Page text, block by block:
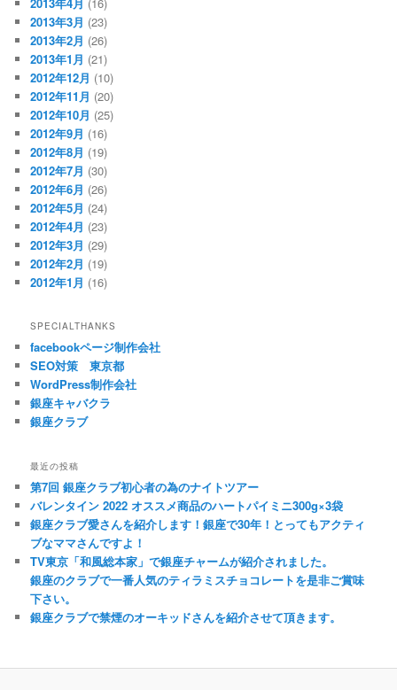
2013年3月 (23)
2013年2月 (26)
2013年1月 (21)
2012年12月 (10)
2012年11月 (20)
2012年10月 (25)
2012年9月 (16)
2012年8月 (19)
2012年7月 (30)
2012年6月 (26)
2012年5月 (24)
2012年4月 (23)
2012年3月 (29)
2012年2月 (19)
2012年1月 (16)
SPECIALTHANKS
facebookページ制作会社
SEO対策 東京都
WordPress制作会社
銀座キャバクラ
銀座クラブ
最近の投稿
第7回 銀座クラブ初心者の為のナイトツアー
バレンタイン 2022 オススメ商品のハートパイミニ300g×3袋
銀座クラブ愛さんを紹介します！銀座で30年！とってもアクティ
ブなママさんですよ！
TV東京「和風総本家」で銀座チャームが紹介されました。
銀座のクラブで一番人気のティラミスチョコレートを是非ご賞味
下さい。
銀座クラブで禁煙のオーキッドさんを紹介させて頂きます。